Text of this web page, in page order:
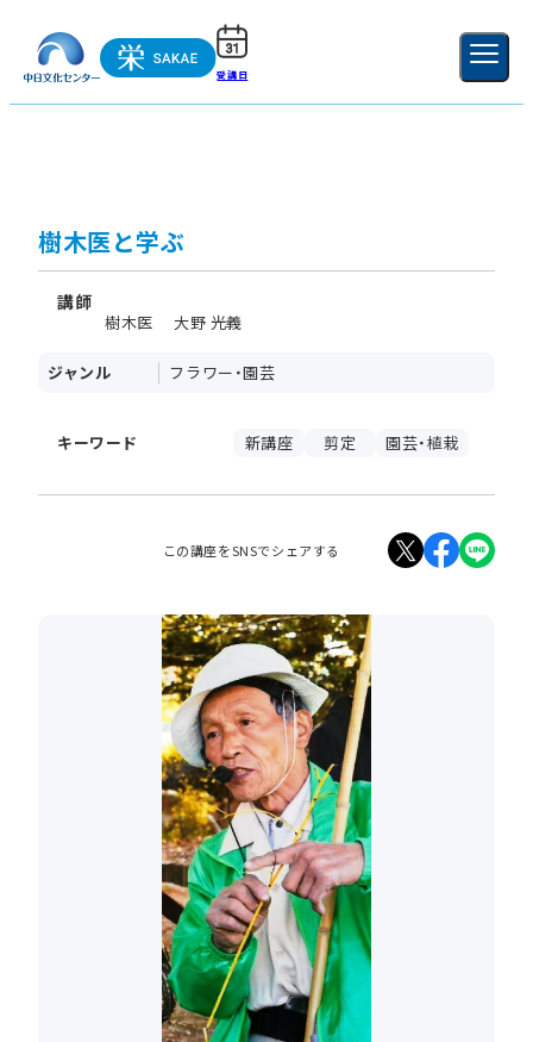
受講日 新規登録
樹木医と学ぶ
講師
樹木医 大野 光義
ジャンル フラワー・園芸
キーワード 新講座 剪定 園芸・植栽
この講座をSNSでシェアする